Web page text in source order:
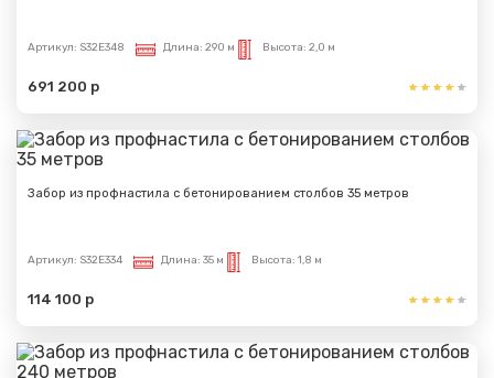
Артикул: S32E348 Длина: 290 м Высота: 2,0 м
691 200 р
Забор из профнастила с бетонированием столбов 35 метров
Артикул: S32E334 Длина: 35 м Высота: 1,8 м
114 100 р